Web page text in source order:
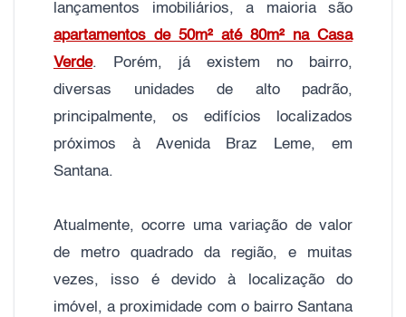
lançamentos imobiliários, a maioria são
apartamentos de 50m² até 80m² na Casa
Verde. Porém, já existem no bairro,
diversas unidades de alto padrão,
principalmente, os edifícios localizados
próximos à Avenida Braz Leme, em
Santana.
Atualmente, ocorre uma variação de valor
de metro quadrado da região, e muitas
vezes, isso é devido à localização do
imóvel, a proximidade com o bairro Santana